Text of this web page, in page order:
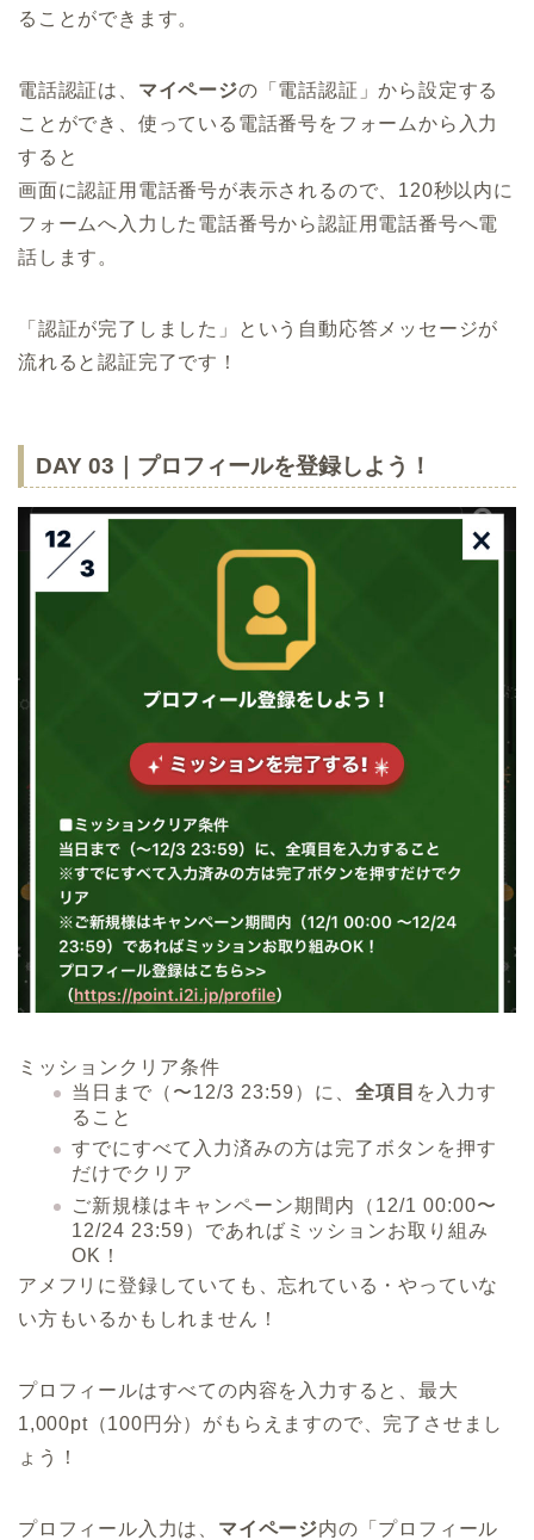
ることができます。
電話認証は、 マイページの「 電話認証 」から設定する
ことができ、使っている電話番号をフォームから入力
すると
画面に認証用電話番号が表示されるので、120秒以内に
フォームへ入力した電話番号から認証用電話番号へ電
話します。
「認証が完了しました」という自動応答メッセージが
流れると認証完了です！
DAY 03｜プロフィールを登録しよう！
ミッションクリア条件
当日まで（〜12/3 23:59）に、 全項目 を入力す
ること
すでにすべて入力済みの方は完了ボタンを押す
だけでクリア
ご新規様はキャンペーン期間内（12/1 00:00〜
12/24 23:59）であればミッションお取り組み
OK！
アメフリに登録していても、忘れている・やっていな
い方もいるかもしれません！
プロフィールはすべての内容を入力すると、 最大
1,000pt（100円分）がもらえますので、完了させまし
ょう！
プロフィール入力は、 マイページ内の「 プロフィール